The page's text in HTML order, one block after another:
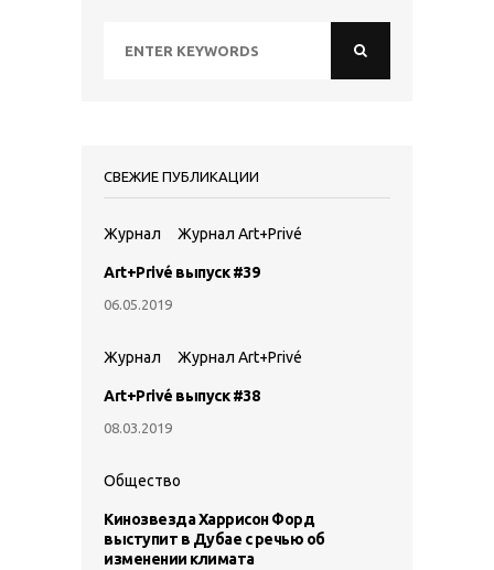
СВЕЖИЕ ПУБЛИКАЦИИ
Журнал Журнал Art+Privé
Art+Privé выпуск #39
06.05.2019
Журнал Журнал Art+Privé
Art+Privé выпуск #38
08.03.2019
Общество
Кинозвезда Харрисон Форд
выступит в Дубае с речью об
изменении климата